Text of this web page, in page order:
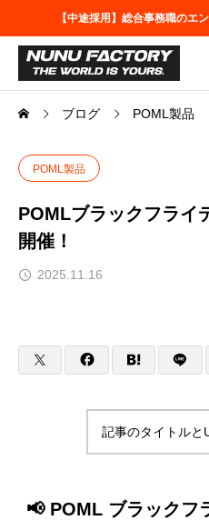
【中途採用】総合事務職のエ
ブログ POML製品
POML製品
POMLブラックフライ
開催！
2025.11.16
記事のタイトルと
📢 POML ブラックフ